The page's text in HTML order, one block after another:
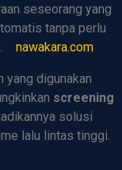
seseorang yang
tanpa perlu
nawakara.com
yang digunakan
screening
solusi
lalu lintas tinggi.